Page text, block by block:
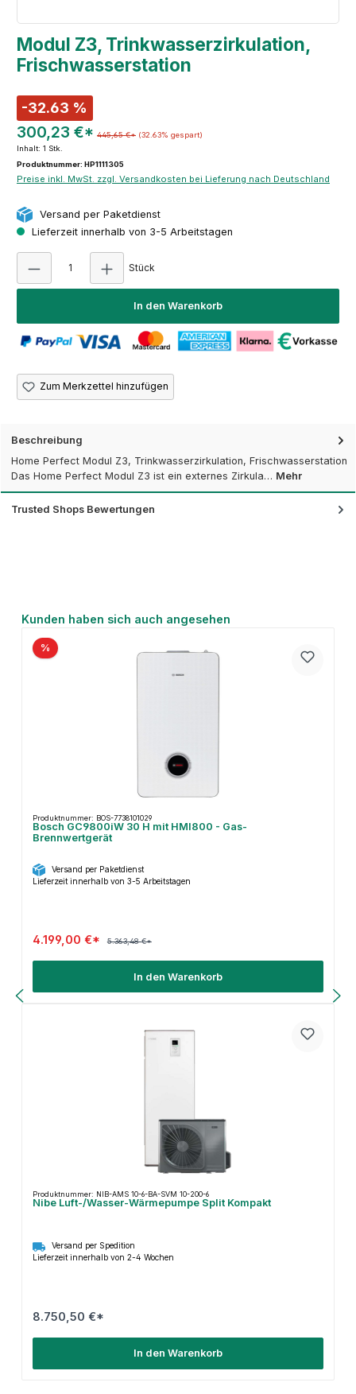
Modul Z3, Trinkwasserzirkulation,
Frischwasserstation
-32.63 %
300,23 €* 445,65 €* (32.63% gespart)
Inhalt: 1 Stk.
Produktnummer: HP1111305
Preise inkl. MwSt. zzgl. Versandkosten bei Lieferung nach Deutschland
Versand per Paketdienst
Lieferzeit innerhalb von 3-5 Arbeitstagen
Stück
In den Warenkorb
Zum Merkzettel hinzufügen
Beschreibung
Home Perfect Modul Z3, Trinkwasserzirkulation, Frischwasserstation
Das Home Perfect Modul Z3 ist ein externes Zirkula… Mehr
Trusted Shops Bewertungen
Produktgalerie überspringen
Kunden haben sich auch angesehen
%
Produktnummer: BOS-7738101029
Bosch GC9800iW 30 H mit HMI800 - Gas-
Brennwertgerät
Versand per Paketdienst
Lieferzeit innerhalb von 3-5 Arbeitstagen
4.199,00 €* 5.363,48 €*
In den Warenkorb
Produktnummer: NIB-AMS 10-6-BA-SVM 10-200-6
Nibe Luft-/Wasser-Wärmepumpe Split Kompakt
Versand per Spedition
Lieferzeit innerhalb von 2-4 Wochen
8.750,50 €*
In den Warenkorb